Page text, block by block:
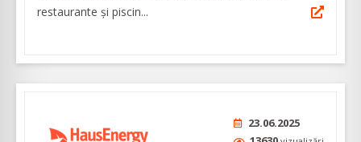
restaurante și piscin...
23.06.2025